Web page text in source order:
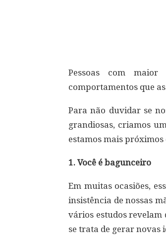
Pessoas com maior
comportamentos que
Para não duvidar se
grandiosas, criamos
estamos mais próximos
1. Você é bagunceiro
Em muitas ocasiões,
insistência de nossas
vários estudos revelam
se trata de gerar novas